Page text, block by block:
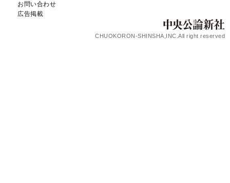
お問い合わせ
広告掲載
CHUOKORON-SHINSHA,INC.All right reserved